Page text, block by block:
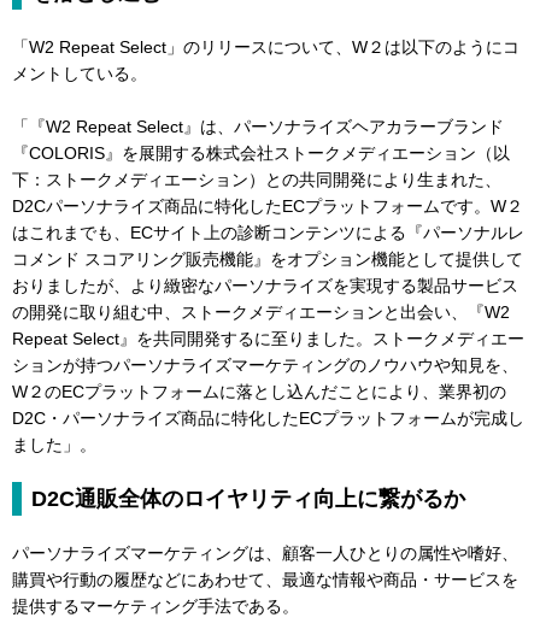
「W2 Repeat Select」のリリースについて、W２は以下のようにコ
メントしている。
「『W2 Repeat Select』は、パーソナライズヘアカラーブランド
『COLORIS』を展開する株式会社ストークメディエーション（以
下：ストークメディエーション）との共同開発により生まれた、
D2Cパーソナライズ商品に特化したECプラットフォームです。W２
はこれまでも、ECサイト上の診断コンテンツによる『パーソナルレ
コメンド スコアリング販売機能』をオプション機能として提供して
おりましたが、より緻密なパーソナライズを実現する製品サービス
の開発に取り組む中、ストークメディエーションと出会い、『W2
Repeat Select』を共同開発するに至りました。ストークメディエー
ションが持つパーソナライズマーケティングのノウハウや知見を、
W２のECプラットフォームに落とし込んだことにより、業界初の
D2C・パーソナライズ商品に特化したECプラットフォームが完成し
ました」。
D2C通販全体のロイヤリティ向上に繋がるか
パーソナライズマーケティングは、顧客一人ひとりの属性や嗜好、
購買や行動の履歴などにあわせて、最適な情報や商品・サービスを
提供するマーケティング手法である。